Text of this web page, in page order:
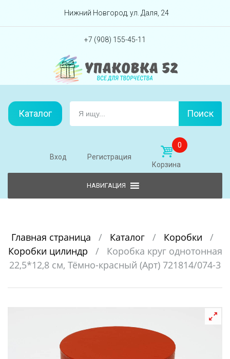
Перейти вниз
Нижний Новгород, ул. Даля, 24
+7 (908) 155-45-11
Каталог Поиск
Вход Регистрация
0
Корзина
Главная страница / Каталог / Коробки
/
Коробки цилиндр
/
Коробка круг однотонная
22,5*12,8 см, Тёмно-красный (Арт) 721814/074-3